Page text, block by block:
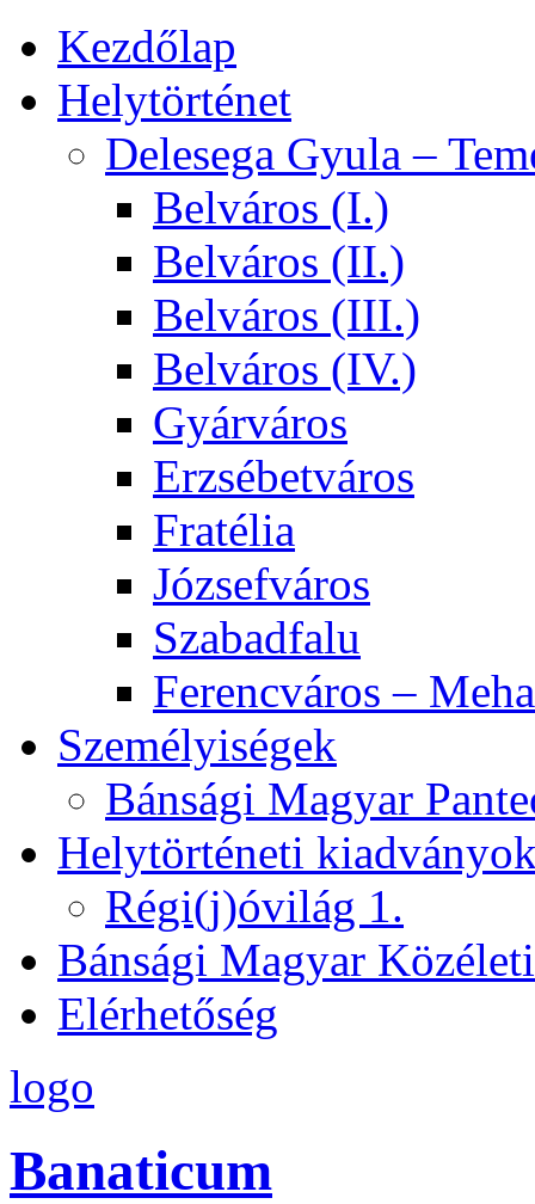
Kezdőlap
Helytörténet
Delesega Gyula –
Belváros (I.)
Belváros (II.)
Belváros (III.)
Belváros (IV.)
Gyárváros
Erzsébetváros
Fratélia
Józsefváros
Szabadfalu
Ferencváros –
Személyiségek
Bánsági Magyar
Helytörténeti
Régi(j)óvilág 1.
Bánsági Magyar
Elérhetőség
logo
Banaticum